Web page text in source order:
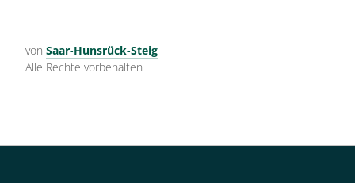
von Saar-Hunsrück-Steig
Alle Rechte vorbehalten